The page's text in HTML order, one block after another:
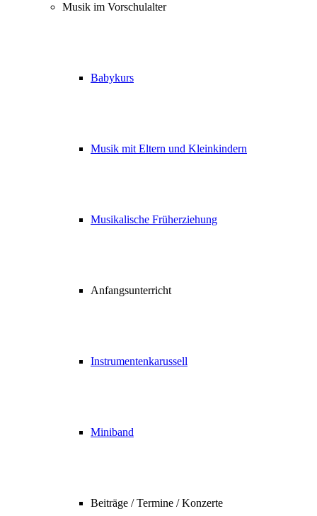
Musik im Vorschulalter
Babykurs
Musik mit Eltern und Kleinkindern
Musikalische Früherziehung
Anfangsunterricht
Instrumentenkarussell
Miniband
Beiträge / Termine / Konzerte